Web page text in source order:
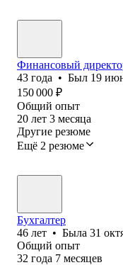
Финансовый
43 года • Был 19
150 000 ₽
Общий опыт
20 лет 3 месяца
Другие резюме
Ещё 2 резюме
Бухгалтер
46 лет • Была 31
Общий опыт
32 года 7 месяцев